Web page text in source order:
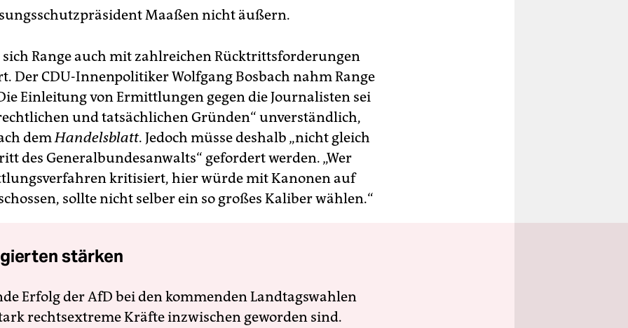
Maaßen nicht äußern.
sich Range auch mit zahlreichen Rücktrittsforderungen
Der CDU-Innenpolitiker Wolfgang Bosbach nahm Range
Einleitung von Ermittlungen gegen die Journalisten sei
und tatsächlichen Gründen“ unverständlich,
demHandelsblatt. Jedoch müsse deshalb „nicht gleich
des Generalbundesanwalts“ gefordert werden. „Wer
kritisiert, hier würde mit Kanonen auf
sollte nicht selber ein so großes Kaliber wählen.“
stärken
Erfolg der AfD bei den kommenden Landtagswahlen
rechtsextreme Kräfte inzwischen geworden sind.